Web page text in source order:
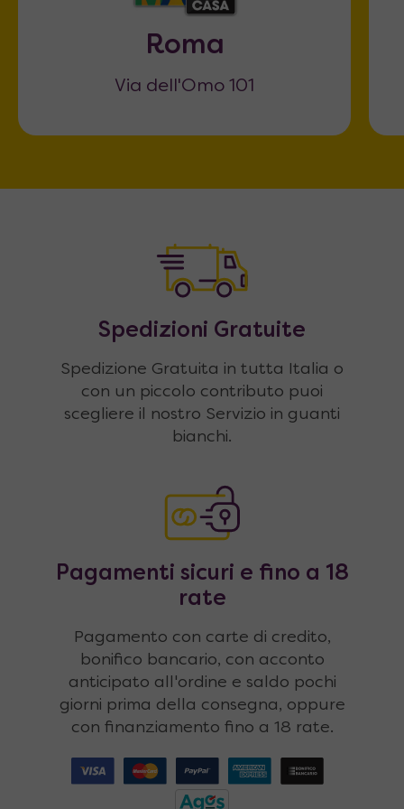
Roma
Via dell'Omo 101
Spedizioni Gratuite
Spedizione Gratuita in tutta Italia o
con un piccolo contributo puoi
scegliere il nostro Servizio in guanti
bianchi.
Pagamenti sicuri e fino a 18
rate
Pagamento con carte di credito,
bonifico bancario, con acconto
anticipato all'ordine e saldo pochi
giorni prima della consegna, oppure
con finanziamento fino a 18 rate.